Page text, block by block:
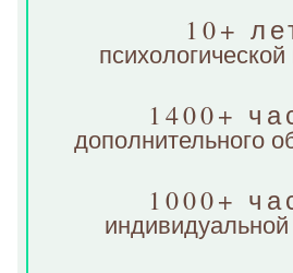
10+
психологической
1400+
дополнительного
1000+